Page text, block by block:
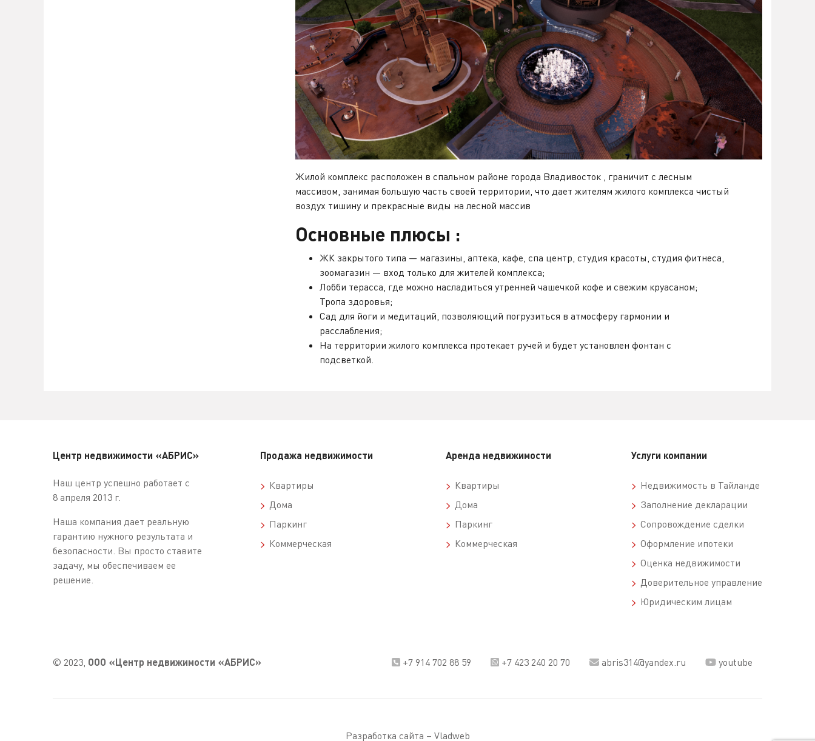
Жилой комплекс расположен в спальном районе города Владивосток , граничит с лесным
массивом, занимая большую часть своей территории, что дает жителям жилого комплекса чистый
воздух тишину и прекрасные виды на лесной массив
Основные плюсы :
ЖК закрытого типа — магазины, аптека, кафе, спа центр, студия красоты, студия фитнеса,
зоомагазин — вход только для жителей комплекса;
Лобби терасса, где можно насладиться утренней чашечкой кофе и свежим круасаном;
Тропа здоровья;
Сад для йоги и медитаций, позволяющий погрузиться в атмосферу гармонии и
расслабления;
На территории жилого комплекса протекает ручей и будет установлен фонтан с
подсветкой.
Центр недвижимости «АБРИС»
Наш центр успешно работает с
8 апреля 2013 г.
Наша компания дает реальную
гарантию нужного результата и
безопасности. Вы просто ставите
задачу, мы обеспечиваем ее
решение.
Продажа недвижимости
Квартиры
Дома
Паркинг
Коммерческая
Аренда недвижимости
Квартиры
Дома
Паркинг
Коммерческая
Услуги компании
Недвижимость в Тайланде
Заполнение декларации
Сопровождение сделки
Оформление ипотеки
Оценка недвижимости
Доверительное управление
Юридическим лицам
© 2023, ООО «Центр недвижимости «АБРИС» +7 914 702 88 59 +7 423 240 20 70 abris314@yandex.ru youtube
Разработка сайта – Vladweb